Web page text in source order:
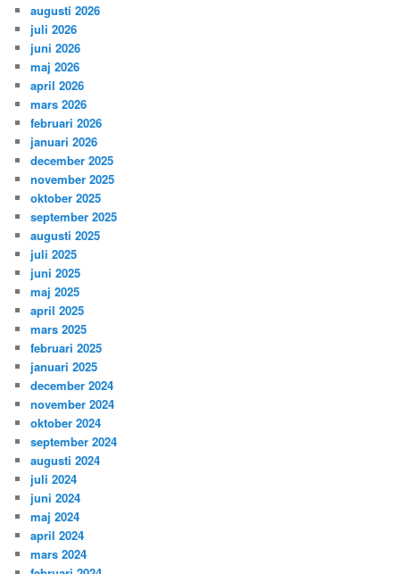
augusti 2026
juli 2026
juni 2026
maj 2026
april 2026
mars 2026
februari 2026
januari 2026
december 2025
november 2025
oktober 2025
september 2025
augusti 2025
juli 2025
juni 2025
maj 2025
april 2025
mars 2025
februari 2025
januari 2025
december 2024
november 2024
oktober 2024
september 2024
augusti 2024
juli 2024
juni 2024
maj 2024
april 2024
mars 2024